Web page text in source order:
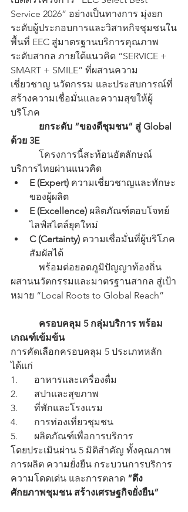
Service 2026” อย่างเป็นทางการ มุ่งยก
ระดับผู้ประกอบการและวิสาหกิจชุมชนใน
พื้นที่ EEC สู่มาตรฐานบริการคุณภาพ
ระดับสากล ภายใต้แนวคิด “SERVICE +
SMART + SMILE” ที่ผสานความ
เชี่ยวชาญ นวัตกรรม และประสบการณ์ที่
สร้างความเชื่อมั่นและความสุขให้ผู้
บริโภค
ยกระดับ “ของดีชุมชน” สู่ Global
ด้วย 3E
โครงการนี้สะท้อนอัตลักษณ์
บริการไทยผ่านแนวคิด
E (Expert) ความเชี่ยวชาญและทักษะ
ของผู้ผลิต
E (Excellence) ผลิตภัณฑ์ตอบโจทย์
ไลฟ์สไตล์ยุคใหม่
C (Certainty) ความเชื่อมั่นที่ผู้บริโภค
สัมผัสได้
พร้อมต่อยอดภูมิปัญญาท้องถิ่น
ผสานนวัตกรรมและมาตรฐานสากล สู่เป้า
หมาย “Local Roots to Global Reach”
ครอบคลุม 5 กลุ่มบริการ พร้อม
เกณฑ์เข้มข้น
การคัดเลือกครอบคลุม 5 ประเภทหลัก
ได้แก่
1.       อาหารและเครื่องดื่ม
2.       สปาและสุขภาพ
3.       ที่พักและโรงแรม
4.       การท่องเที่ยวชุมชน
5.       ผลิตภัณฑ์เพื่อการบริการ
โดยประเมินผ่าน 5 มิติสำคัญ ทั้งคุณภาพ
การผลิต ความยั่งยืน กระบวนการบริการ
ความโดดเด่น และการตลาด “ดึง
ศักยภาพชุมชน สร้างเศรษฐกิจยั่งยืน”